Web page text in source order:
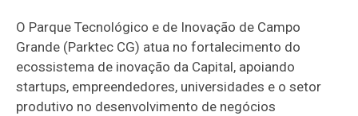
O Parque Tecnológico e de Inovação de Campo
Grande (Parktec CG) atua no fortalecimento do
ecossistema de inovação da Capital, apoiando
startups, empreendedores, universidades e o setor
produtivo no desenvolvimento de negócios